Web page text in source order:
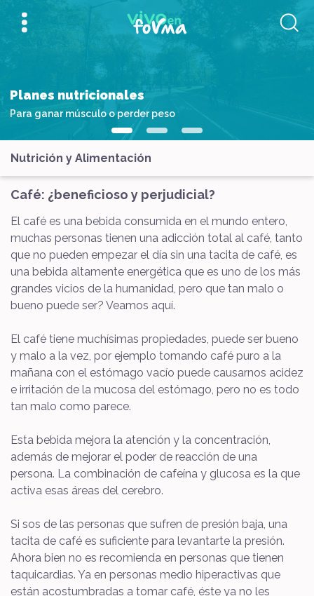
Planes nutricionales
Para ganar músculo o perder peso
Nutrición y Alimentación
Café: ¿beneficioso y perjudicial?
El café es una bebida consumida en el mundo entero,
muchas personas tienen una adicción total al café, tanto
que no pueden empezar el día sin una tacita de café, es
una bebida altamente energética que es uno de los más
grandes vicios de la humanidad, pero que tan malo o
bueno puede ser? Veamos aquí.
El café tiene muchísimas propiedades, puede ser bueno
y malo a la vez, por ejemplo tomando café puro a la
mañana con el estómago vacío puede causarnos acidez
e irritación de la mucosa del estómago, pero no es todo
tan malo como parece.
Esta bebida mejora la atención y la concentración,
además de mejorar el poder de reacción de una
persona. La combinación de cafeína y glucosa es la que
activa esas áreas del cerebro.
Si sos de las personas que sufren de presión baja, una
tacita de café es suficiente para levantarte la presión.
Ahora bien no es recomienda en personas que tienen
taquicardias. Ya en personas medio hiperactivas que
están acostumbradas a tomar café, éste ya no les